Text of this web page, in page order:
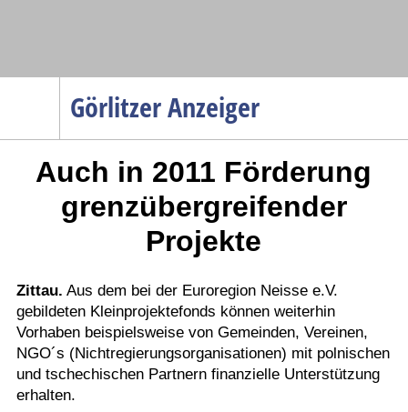
Görlitzer Anzeiger
Menüpunkte
Politik
Gesellschaft
Verkehr
Gesundheit
Kultur
Sport
Auch in 2011 Förderung
grenzübergreifender
Projekte
Zittau. Aus dem bei der Euroregion Neisse e.V.
gebildeten Kleinprojektefonds können weiterhin
Vorhaben beispielsweise von Gemeinden, Vereinen,
NGO´s (Nichtregierungsorganisationen) mit polnischen
und tschechischen Partnern finanzielle Unterstützung
erhalten.